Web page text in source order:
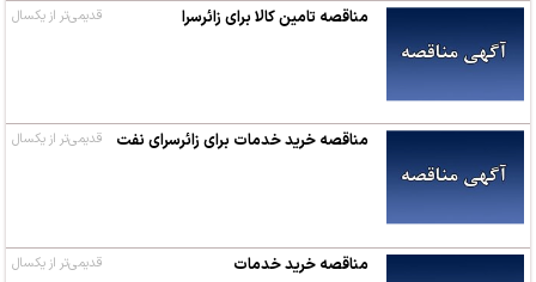
مناقصه‌ تامین کالا برای زائرسرا قدیمی‌تر از یکسال
مناقصه خرید خدمات برای زائرسرای نفت قدیمی‌تر از یکسال
مناقصه خرید خدمات قدیمی‌تر از یکسال